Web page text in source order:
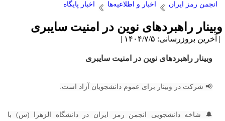
انجمن رمز ایران اخبار و اطلاعیه‌ها اخبار پایگاه
راهبردهای نوین در امنیت سایبری
بروزرسانی: ۱۴۰۴/۷/۵ |
وبینار راهبردهای نوین در امنیت سایبری
📢 شرکت در وبینار برای عموم دانشجویان آزاد است.
🔔 شاخه دانشجویی انجمن رمز ایران در دانشگاه الزهرا (س) با